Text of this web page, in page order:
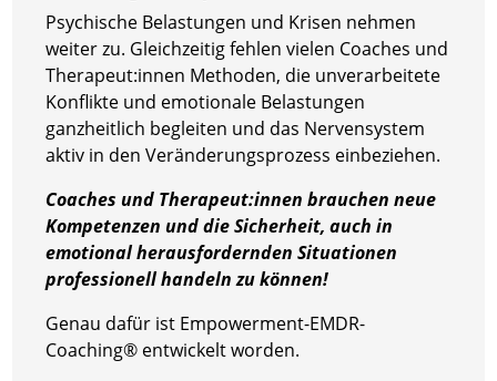
Psychische Belastungen und Krisen nehmen
weiter zu. Gleichzeitig fehlen vielen Coaches und
Therapeut:innen Methoden, die unverarbeitete
Konflikte und emotionale Belastungen
ganzheitlich begleiten und das Nervensystem
aktiv in den Veränderungsprozess einbeziehen.
Coaches und Therapeut:innen brauchen neue
Kompetenzen und die Sicherheit, auch in
emotional herausfordernden Situationen
professionell handeln zu können!
Genau dafür ist Empowerment-EMDR-
Coaching® entwickelt worden.